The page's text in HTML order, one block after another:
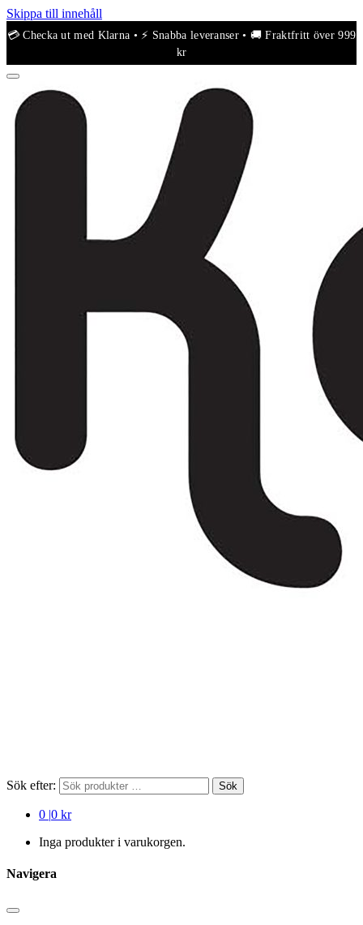
Skippa till innehåll
Sök efter: Sök
0 |0 kr
Inga produkter i varukorgen.
Navigera